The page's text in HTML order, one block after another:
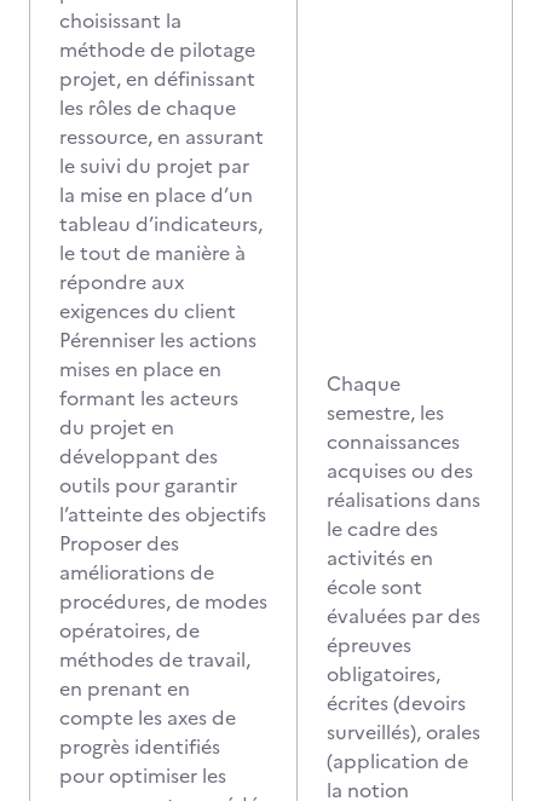
choisissant la
méthode de pilotage
projet, en définissant
les rôles de chaque
ressource, en assurant
le suivi du projet par
la mise en place d’un
tableau d’indicateurs,
le tout de manière à
répondre aux
exigences du client
Pérenniser les actions
mises en place en
formant les acteurs
du projet en
développant des
outils pour garantir
l’atteinte des objectifs
Proposer des
améliorations de
procédures, de modes
opératoires, de
méthodes de travail,
en prenant en
compte les axes de
progrès identifiés
pour optimiser les
Chaque
semestre, les
connaissances
acquises ou des
réalisations dans
le cadre des
activités en
école sont
évaluées par des
épreuves
obligatoires,
écrites (devoirs
surveillés), orales
(application de
la notion